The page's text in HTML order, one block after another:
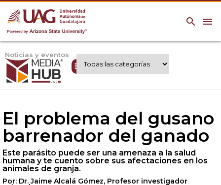
menu
search
Noticias y eventos
Expertos UAG
El problema del gusano
barrenador del ganado
Este parásito puede ser una amenaza a la salud
humana y te cuento sobre sus afectaciones en los
animales de granja.
Por: Dr. Jaime Alcalá Gómez, Profesor investigador